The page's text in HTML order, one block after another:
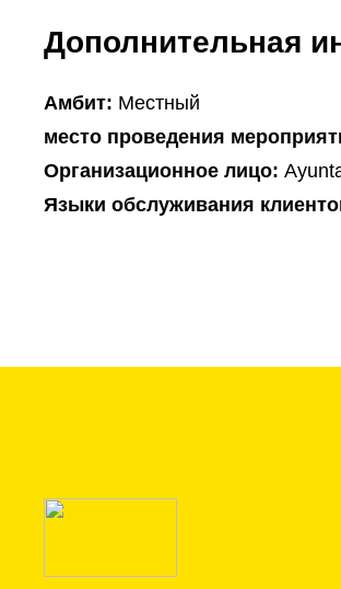
Дополнительная
Амбит: Местный
место проведения
Организационное лицо:
Языки обслуживания